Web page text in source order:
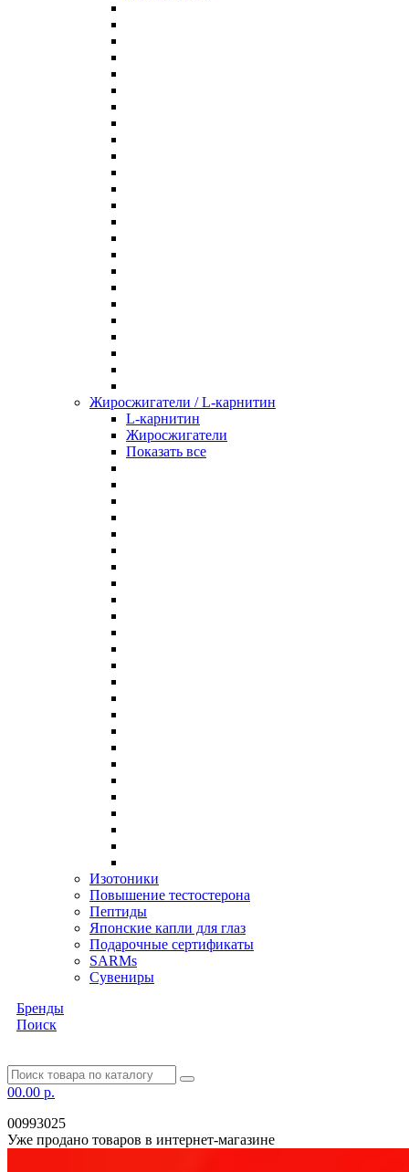
Жиросжигатели / L-карнитин
L-карнитин
Жиросжигатели
Показать все
Изотоники
Повышение тестостерона
Пептиды
Японские капли для глаз
Подарочные сертификаты
SARMs
Сувениры
Бренды
Поиск
00.00 р.
00993025
Уже продано товаров в интернет-магазине